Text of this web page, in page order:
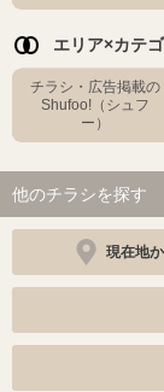
エリア×カテ
チラシ・広告掲載の
Shufoo!（シュフ
ー）
他のチラシを探す
現在地